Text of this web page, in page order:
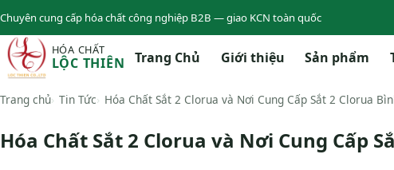
Chuyên cung cấp hóa chất công nghiệp B2B — giao KCN toàn quốc
HÓA CHẤT
LỘC THIÊN Trang Chủ Giới thiệu Sản phẩm
Trang chủ Tin Tức Hóa Chất Sắt 2 Clorua và Nơi Cung Cấp Sắt 2 Clorua
Hóa Chất Sắt 2 Clorua và Nơi Cung Cấp